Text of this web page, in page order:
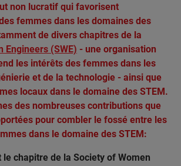
non lucratif qui favorisent
femmes dans les domaines des
de divers chapitres de la
Engineers (SWE) - une organisation
les intérêts des femmes dans les
et de la technologie - ainsi que
locaux dans le domaine des STEM.
des nombreuses contributions que
pour combler le fossé entre les
dans le domaine des STEM:
le chapitre de la Society of Women